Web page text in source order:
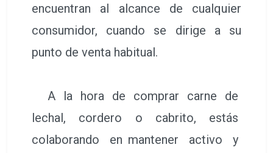
encuentran al alcance de cualquier
consumidor, cuando se dirige a su
punto de venta habitual.
A la hora de comprar carne de
lechal, cordero o cabrito, estás
colaborando en mantener activo y